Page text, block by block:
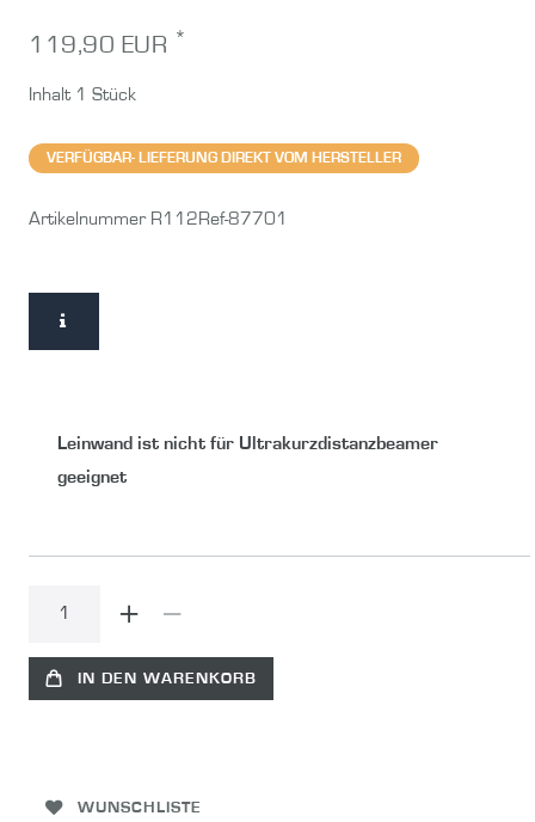
119,90 EUR *
Inhalt 1 Stück
VERFÜGBAR- LIEFERUNG DIREKT VOM HERSTELLER
Artikelnummer R112Ref-87701
Leinwand ist nicht für Ultrakurzdistanzbeamer
geeignet
IN DEN WARENKORB
WUNSCHLISTE